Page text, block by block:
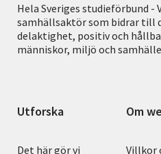
Hela Sveriges studieförbund -
samhällsaktör som bidrar till
delaktighet, positiv och
människor, miljö och
Utforska
Det här gör vi
Om
Villkor